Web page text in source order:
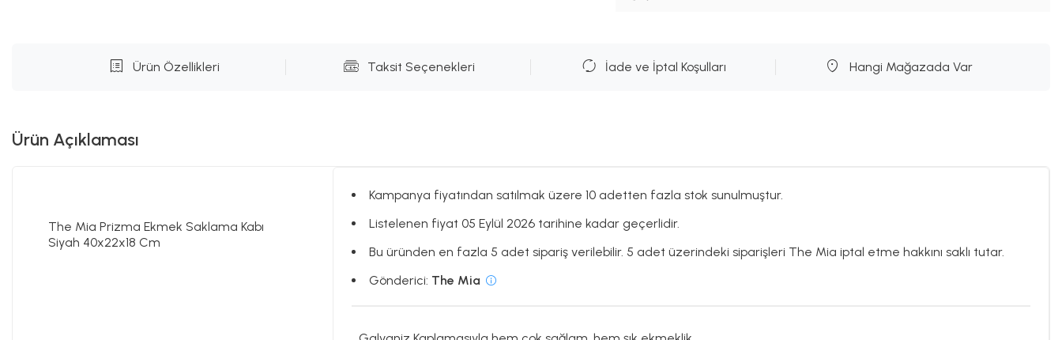
Ürün Özellikleri Taksit Seçenekleri İade ve İptal Koşulları Hangi Mağazada Var
Ürün Açıklaması
The Mia Prizma Ekmek Saklama Kabı
Siyah 40x22x18 Cm
Kampanya fiyatından satılmak üzere 10 adetten fazla stok sunulmuştur.
Listelenen fiyat 05 Eylül 2026 tarihine kadar geçerlidir.
Bu üründen en fazla 5 adet sipariş verilebilir. 5 adet üzerindeki siparişleri The Mia iptal etme hakkını saklı tutar.
Gönderici: The Mia